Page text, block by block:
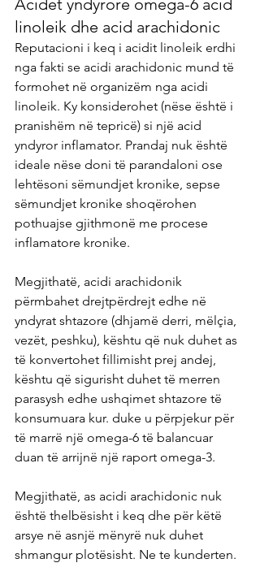
linoleik dhe acid arachidonic
Reputacioni i keq i acidit linoleik erdhi
nga fakti se acidi arachidonic mund të
formohet në organizëm nga acidi
linoleik. Ky konsiderohet (nëse është i
pranishëm në tepricë) si një acid
yndyror inflamator. Prandaj nuk është
ideale nëse doni të parandaloni ose
lehtësoni sëmundjet kronike, sepse
sëmundjet kronike shoqërohen
pothuajse gjithmonë me procese
inflamatore kronike.
Megjithatë, acidi arachidonik
përmbahet drejtpërdrejt edhe në
yndyrat shtazore (dhjamë derri, mëlçia,
vezët, peshku), kështu që nuk duhet as
të konvertohet fillimisht prej andej,
kështu që sigurisht duhet të merren
parasysh edhe ushqimet shtazore të
konsumuara kur. duke u përpjekur për
të marrë një omega-6 të balancuar
duan të arrijnë një raport omega-3.
Megjithatë, as acidi arachidonic nuk
është thelbësisht i keq dhe për këtë
arsye në asnjë mënyrë nuk duhet
shmangur plotësisht. Ne te kunderten.